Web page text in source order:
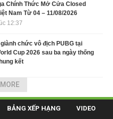
Chính Thức Mở Cửa Closed
Nam Từ 04 – 11/08/2026
12:37
chức vô địch PUBG tại
Cup 2026 sau ba ngày thống
kết
BẢNG XẾP HẠNG VIDEO